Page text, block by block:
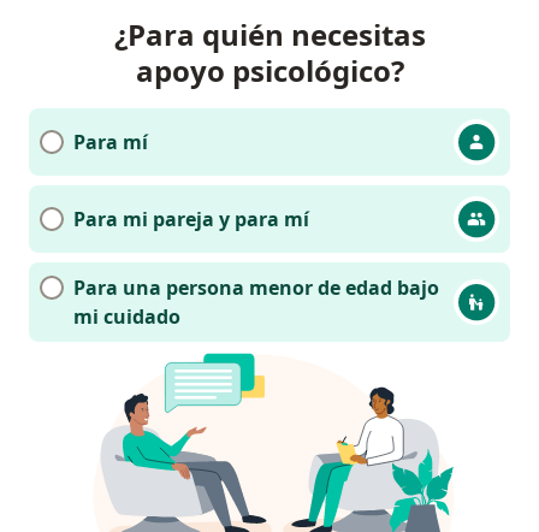
¿Para quién necesitas
apoyo psicológico?
Para mí
Para mi pareja y para mí
Para una persona menor de edad bajo
mi cuidado